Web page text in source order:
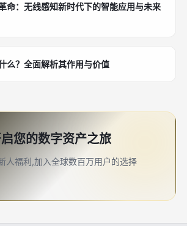
命：无线感知新时代下的智能应用与未来
么？全面解析其作用与价值
您的数字资产之旅
人福利,加入全球数百万用户的选择